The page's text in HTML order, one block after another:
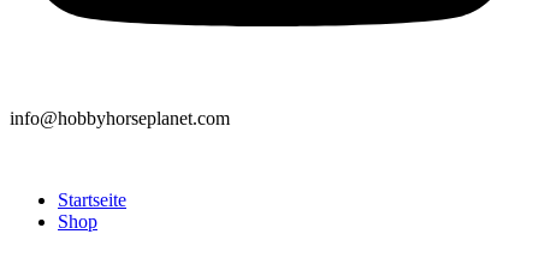
info@hobbyhorseplanet.com
Startseite
Shop